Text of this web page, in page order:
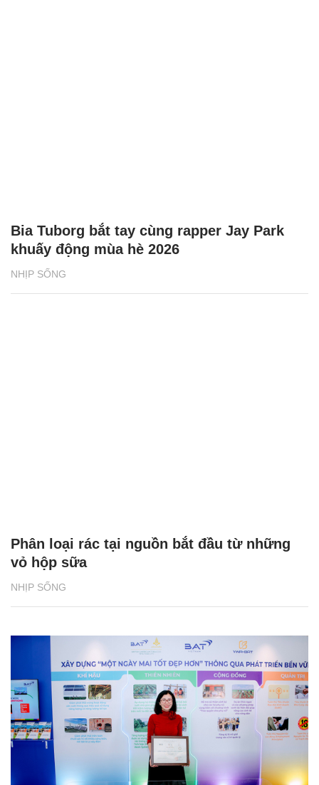
NHỊP SỐNG
Bia Tuborg bắt tay cùng rapper Jay Park
khuấy động mùa hè 2026
NHỊP SỐNG
Phân loại rác tại nguồn bắt đầu từ những
vỏ hộp sữa